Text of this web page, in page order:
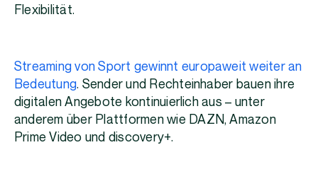
Flexibilität.
Streaming von Sport gewinnt europaweit weiter an
Bedeutung. Sender und Rechteinhaber bauen ihre
digitalen Angebote kontinuierlich aus – unter
anderem über Plattformen wie DAZN, Amazon
Prime Video und discovery+.